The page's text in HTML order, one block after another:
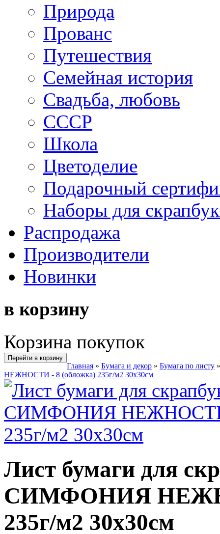
Природа
Прованс
Путешествия
Семейная история
Свадьба, любовь
СССР
Школа
Цветоделие
Подарочный
Наборы для
Распродажа
Производители
Новинки
в корзину
Корзина покупок
Перейти в корзину
Главная » Бумага и декор » Бумага по листу
НЕЖНОСТИ - 8 (обложка) 235г/м2 30х30см
Лист бумаги для
СИМФОНИЯ
235г/м2 30х30см